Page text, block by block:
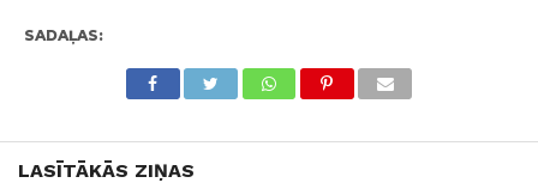
SADAĻAS:
LASĪTĀKĀS ZIŅAS